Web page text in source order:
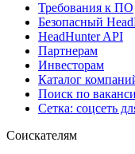
Требования к ПО
Безопасный
HeadHunter API
Партнерам
Инвесторам
Каталог
Поиск по
Сетка: соцсеть
Соискателям